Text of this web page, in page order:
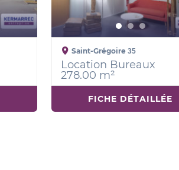
Saint-Grégoire35
Location Bureaux
278.00 m²
FICHE DÉTAILLÉE